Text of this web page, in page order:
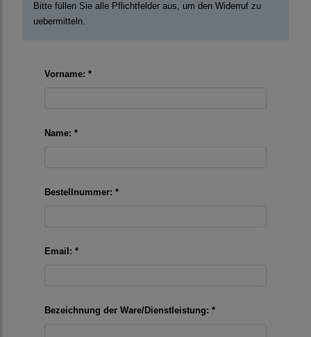
Bitte füllen Sie alle Pflichtfelder aus, um den Widerruf zu
uebermitteln.
Vorname: *
Name: *
Bestellnummer: *
Email: *
Bezeichnung der Ware/Dienstleistung: *